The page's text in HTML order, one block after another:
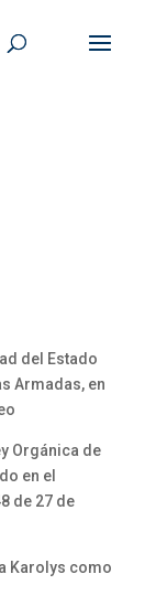
del Estado
Armadas, en
Orgánica de
en el
de 27 de
Karolys como